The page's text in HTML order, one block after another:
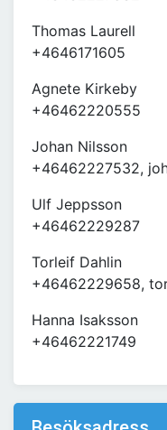
Thomas Laurell
+4646171605
Agnete Kirkeby
+46462220555
Johan Nilsson
+46462227532,
Ulf Jeppsson
+46462229287
Torleif Dahlin
+46462229658,
Hanna Isaksson
+46462221749